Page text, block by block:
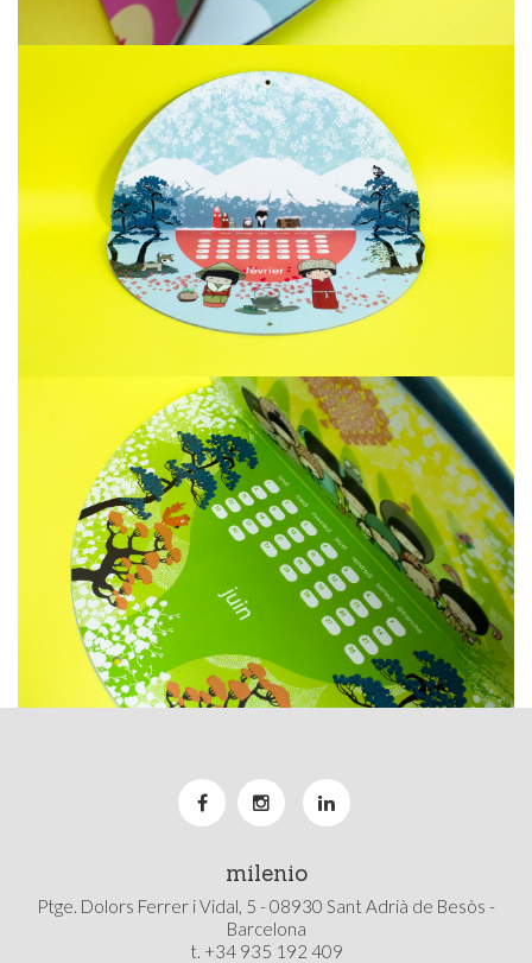
milenio
Ptge. Dolors Ferrer i Vidal, 5 - 08930 Sant Adrià de Besòs -
Barcelona
t. +34 935 192 409